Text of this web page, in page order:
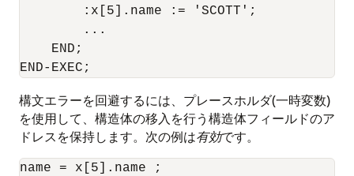
        :x[5].name := 'SCOTT';
        ...
    END;
構文エラーを回避するには、プレースホルダ(一時変数)
を使用して、構造体の移入を行う構造体フィールドのア
ドレスを保持します。次の例は有効です。
name = x[5].name ;